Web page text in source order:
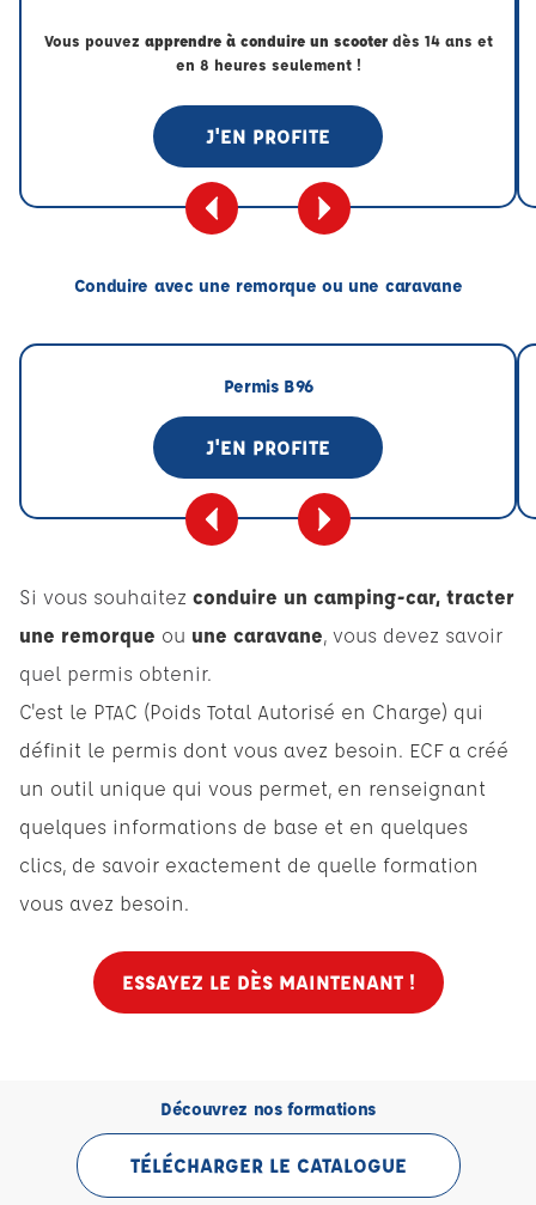
Vous pouvez apprendre à conduire un scooterdès 14 ans et
en 8 heures seulement !
J'EN PROFITE
Conduire avec une remorque ou une caravane
Permis B96
J'EN PROFITE
Si vous souhaitez conduire un camping-car, tracter
une remorque ou une caravane, vous devez savoir
quel permis obtenir.
C'est le PTAC (Poids Total Autorisé en Charge) qui
définit le permis dont vous avez besoin. ECF a créé
un outil unique qui vous permet, en renseignant
quelques informations de base et en quelques
clics, de savoir exactement de quelle formation
vous avez besoin.
ESSAYEZ LE DÈS MAINTENANT !
Découvrez nos formations
TÉLÉCHARGER LE CATALOGUE